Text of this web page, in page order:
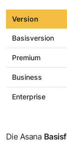
Version
Basisversion
Premium
Business
Enterprise
Die Asana